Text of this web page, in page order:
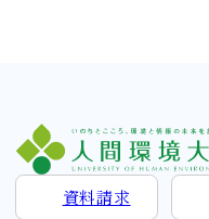
資料請求